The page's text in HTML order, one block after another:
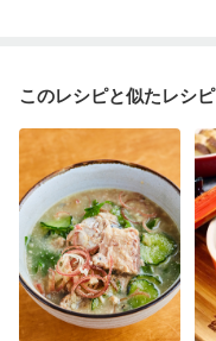
このレシピと似たレシピ